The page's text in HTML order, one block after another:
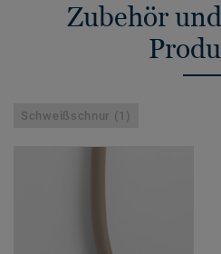
Zubehör
Schweißschnur (1)